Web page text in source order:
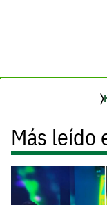
Más leído